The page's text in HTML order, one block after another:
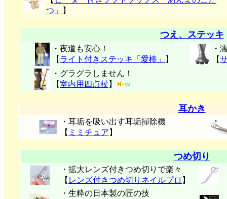
つ」
】
つえ、ステッキ
・夜道も安心！
【 ライト付きステッキ「愛棒」 】
・
【
・グラグラしません！
【室内用四点杖 】
耳かき
・耳垢を吸い出す耳垢掃除機
【 ミミチュア 】
つめ切り
・拡大レンズ付きつめ切りで楽々
【 レンズ付きつめ切りネイルプロ 】
・生粋の日本製の匠の技